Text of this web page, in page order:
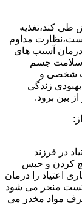
طی کند،تغذیه
مداوم
آسیب های
سلامت جسم
شخصی و
بهبودی زندگی
بین برود.
در فرزند
کردن و حبس
اعتیاد را درمان
شکست منجر می شود
مواد مخدر می